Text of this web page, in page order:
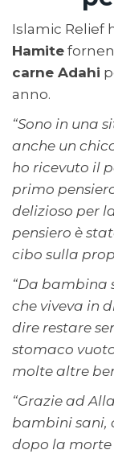
Islamic Relief
Hamite
carne Adahi
anno.
“Sono in una
anche un
ho ricevuto il
primo
delizioso per
pensiero è
cibo sulla
“Da bambina
che viveva in
dire restare
stomaco
molte altre
“Grazie ad
bambini sani,
dopo la